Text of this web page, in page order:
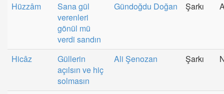
Hüzzâm
Sana gül
verenleri
gönül mü
verdi sandın
Gündoğdu Doğan Şarkı
Hicâz
Güllerin
açılsın ve hiç
solmasın
Ali Şenozan Şarkı